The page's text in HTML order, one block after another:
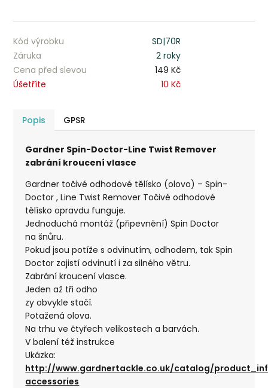
Kód výrobku
SD|70R
Záruka
2 roky
Cena před slevou
149 Kč
Úšetříte
10 Kč
Popis GPSR
Gardner Spin-Doctor-Line Twist Remover
zabrání kroucení vlasce
Gardner točivé odhodové tělísko (olovo) – Spin-
Doctor , Line Twist Remover Točivé odhodové
tělísko opravdu funguje.
Jednoduchá montáž (připevnění) Spin Doctor
na šnůru.
Pokud jsou potíže s odvinutím, odhodem, tak Spin
Doctor zajistí odvinutí i za silného větru.
Zabrání kroucení vlasce.
Jeden až tři odho
zy obvykle stačí.
Potažená olova.
Na trhu ve čtyřech velikostech a barvách.
V balení též instrukce
Ukázka:
http://www.gardnertackle.co.uk/catalog/
accessories